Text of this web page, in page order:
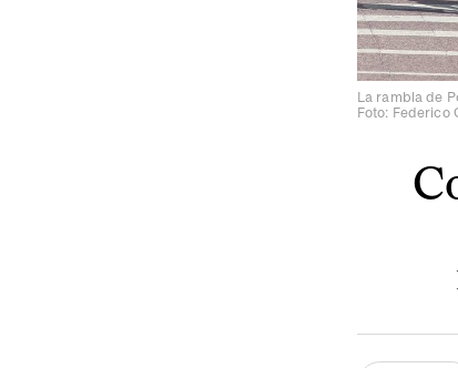
La rambla de
Foto: Federico